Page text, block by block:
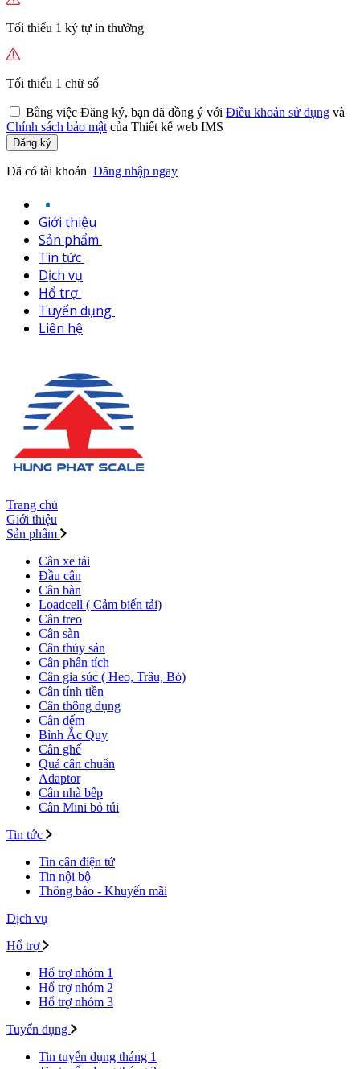
Tối thiểu 1 ký tự in thường
Tối thiểu 1 chữ số
Bằng việc Đăng ký, bạn đã đồng ý với Điều khoản sử dụng và
Chính sách bảo mật của Thiết kế web IMS
Đăng ký
Đã có tài khoản Đăng nhập ngay
Giới thiệu
Sản phẩm
Tin tức
Dịch vụ
Hổ trợ
Tuyển dụng
Liên hệ
Trang chủ
Giới thiệu
Sản phẩm
Cân xe tải
Đầu cân
Cân bàn
Loadcell ( Cảm biến tải)
Cân treo
Cân sàn
Cân thủy sản
Cân phân tích
Cân gia súc ( Heo, Trâu, Bò)
Cân tính tiền
Cân thông dụng
Cân đếm
Bình Ắc Quy
Cân ghế
Quả cân chuẩn
Adaptor
Cân nhà bếp
Cân Mini bỏ túi
Tin tức
Tin cân điện tử
Tin nội bộ
Thông báo - Khuyến mãi
Dịch vụ
Hổ trợ
Hổ trợ nhóm 1
Hổ trợ nhóm 2
Hổ trợ nhóm 3
Tuyển dụng
Tin tuyển dụng tháng 1